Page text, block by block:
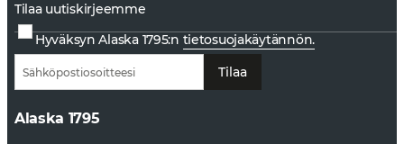
Tilaa uutiskirjeemme
Hyväksyn Alaska 1795:n tietosuojakäytännön.
Tilaa
Alaska 1795